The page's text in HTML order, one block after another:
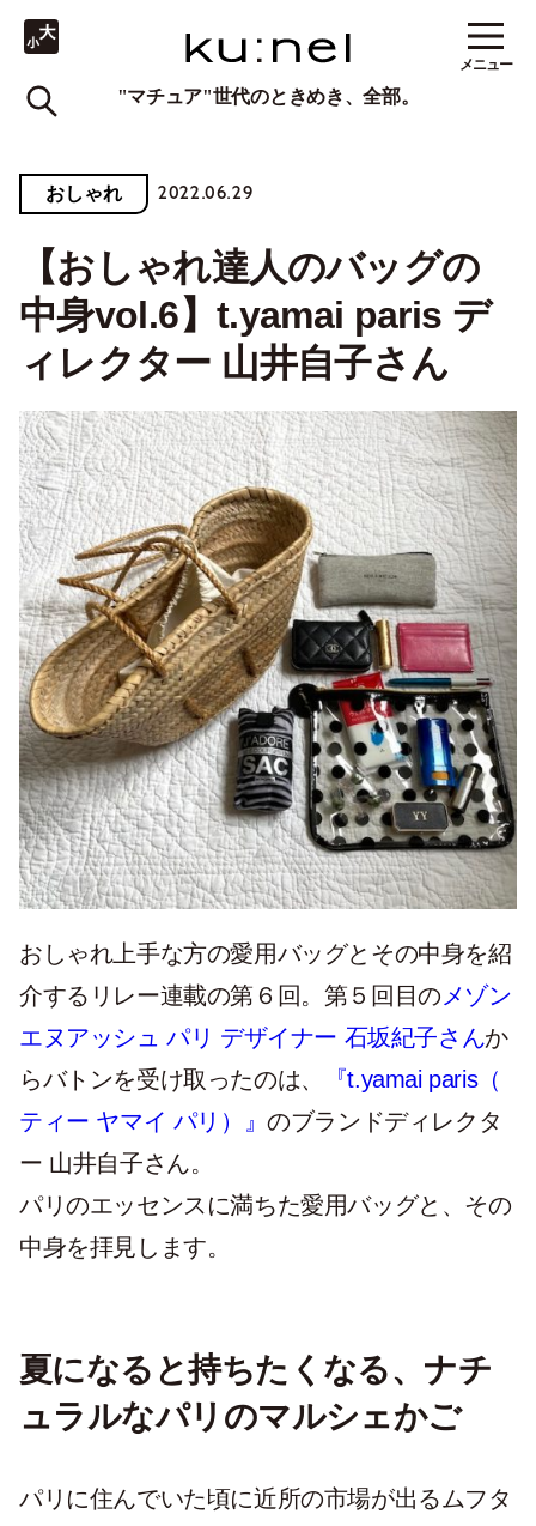
"マチュア"世代のときめき、全部。
メニュー
おしゃれ 2022.06.29
【おしゃれ達人のバッグの
中身vol.6】t.yamai paris デ
ィレクター 山井自子さん
おしゃれ上手な方の愛用バッグとその中身を紹
介するリレー連載の第６回。第５回目の メゾン
エヌアッシュ パリ デザイナー 石坂紀子さんか
らバトンを受け取ったのは、
『t.yamai paris（
ティー ヤマイ パリ）』のブランドディレクタ
ー 山井自子さん。
パリのエッセンスに満ちた愛用バッグと、その
中身を拝見します。
夏になると持ちたくなる、ナチ
ュラルなパリのマルシェかご
パリに住んでいた頃に近所の市場が出るムフタ